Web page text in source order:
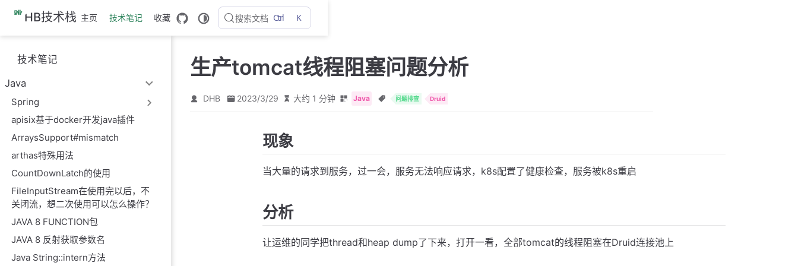
跳
主
要
內
HB技术栈 主页 技术笔记 收藏 搜索文档 Ctrl K
技术笔记
Java
Spring
apisix基于docker开发java插件
ArraysSupport#mismatch
arthas特殊用法
CountDownLatch的使用
FileInputStream在使用完以后，不
关闭流，想二次使用可以怎么操作？
JAVA 8 FUNCTION包
JAVA 8 反射获取参数名
Java String::intern方法
生产tomcat线程阻塞问题分析
DHB 2023/3/29 大约 1 分钟 Java 问题排查 Druid
现象
当大量的请求到服务，过一会，服务无法响应请求，k8s配置了健康检查，服务被k8s重启
分析
让运维的同学把thread和heap dump了下来，打开一看，全部tomcat的线程阻塞在Druid连接池上